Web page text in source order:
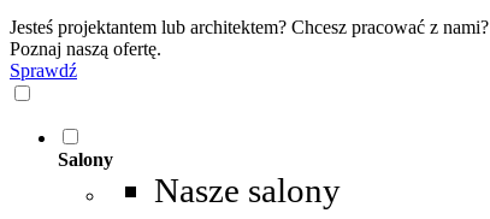
Jesteś projektantem lub architektem? Chcesz pracować z nami?
Poznaj naszą ofertę.
Sprawdź
Salony
Nasze salony